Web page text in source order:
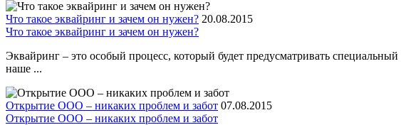
Что такое эквайринг и зачем он нужен? 20.08.2015
Что такое эквайринг и зачем он нужен?
Эквайринг – это особый процесс, который будет предусматривать
наше ...
Открытие ООО – никаких проблем и забот 07.08.2015
Открытие ООО – никаких проблем и забот